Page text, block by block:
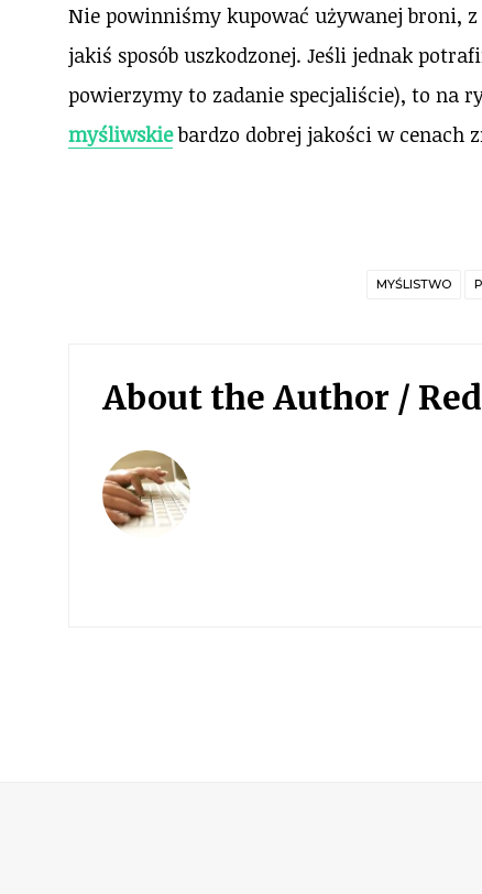
Nie powinniśmy kupować używanej broni,
jakiś sposób uszkodzonej. Jeśli jednak
powierzymy to zadanie specjaliście), to na
myśliwskiebardzo dobrej jakości w cenach
MYŚLISTWO
About the Author /